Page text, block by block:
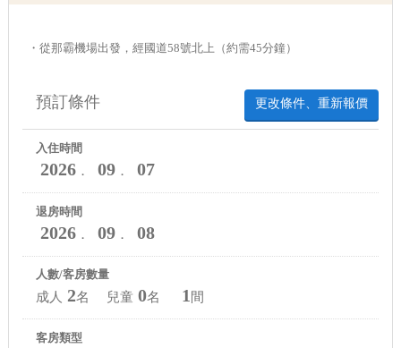
・從那霸機場出發，經國道58號北上（約需45分鐘）
更改條件、重新報價
預訂條件
入住時間
2026． 09． 07
退房時間
2026． 09． 08
人數/客房數量
成人 2名 兒童 0名 1間
客房類型